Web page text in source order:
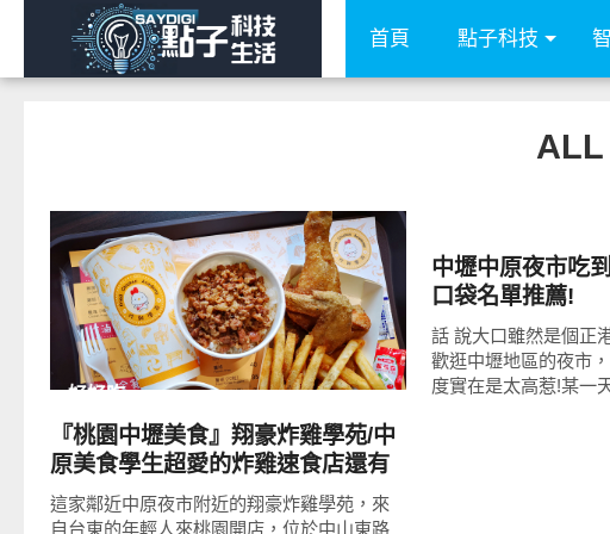
首頁 點子科技
ALL
READ
MORE
好好吃
『桃園中壢美食』翔豪炸雞學苑/中
原美食學生超愛的炸雞速食店還有
滷肉飯
這家鄰近中原夜市附近的翔豪炸雞學苑，來
自台東的年輕人來桃園開店，位於中山東路
中壢中原夜市吃
口袋名單推薦!
話 說大口雖然是個正
歡逛中壢地區的夜市
度實在是太高惹!某一